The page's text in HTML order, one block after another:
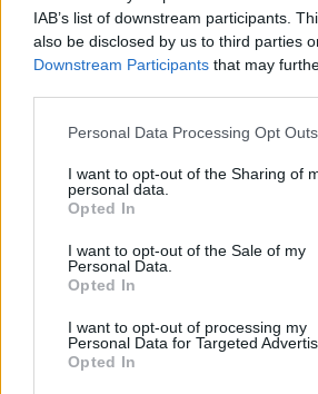
IAB’s list of downstream participants.
also be disclosed by us to third parties
Downstream Participants that may
Please note that this website/app uses
not limited to your visit or usage
grant or deny consent to Google and its
use your data for below specified
consent section.
Personal Data Processing Opt Outs
I want to opt-out of the Sharing of
personal data.
Opted In
I want to opt-out of the Sale of my
Personal Data.
Opted In
I want to opt-out of processing my
Personal Data for Targeted
Opted In
Felhasználónév
Elfelejtette jelszavát?
Kertészeti, kerti termékek és
KERTÉSZ ÉS KERTÉSZET